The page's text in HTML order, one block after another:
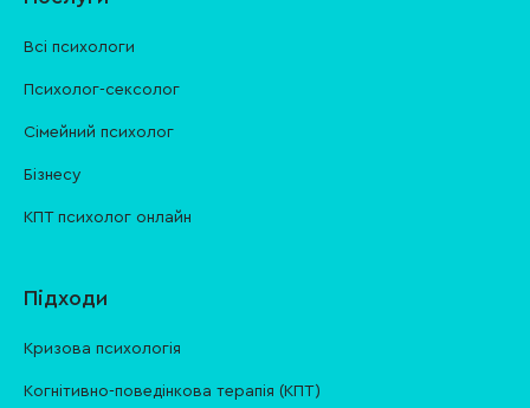
Всі психологи
Психолог-сексолог
Сімейний психолог
Бізнесу
КПТ психолог онлайн
Підходи
Кризова психологія
Когнітивно-поведінкова терапія (КПТ)